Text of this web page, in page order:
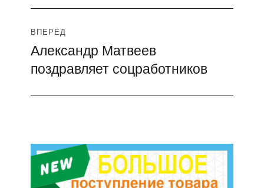
ВПЕРЁД
Следующая
запись:
Александр Матвеев
поздравляет соцработников